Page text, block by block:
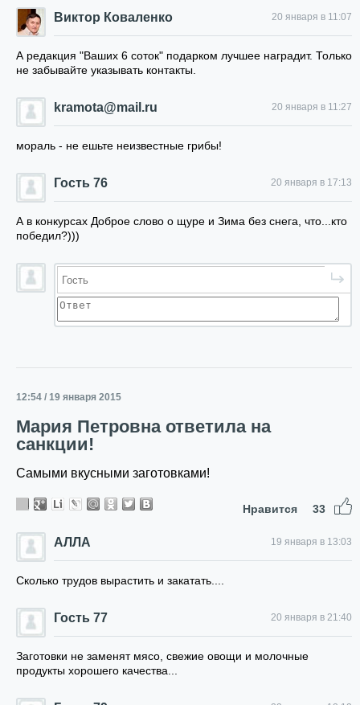
Виктор Коваленко 20 января в 11:07
А редакция "Ваших 6 соток" подарком лучшее наградит. Только
не забывайте указывать контакты.
kramota@mail.ru 20 января в 11:27
мораль - не ешьте неизвестные грибы!
Гость 76 20 января в 17:13
А в конкурсах Доброе слово о щуре и Зима без снега, что...кто
победил?)))
12:54 / 19 января 2015
Мария Петровна ответила на
санкции!
Самыми вкусными заготовками!
Нравится 33
АЛЛА 19 января в 13:03
Сколько трудов вырастить и закатать....
Гость 77 20 января в 21:40
Заготовки не заменят мясо, свежие овощи и молочные
продукты хорошего качества...